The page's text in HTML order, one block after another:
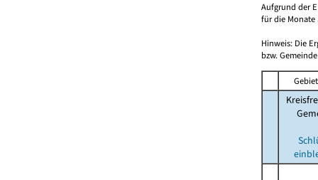
Aufgrund der
für die Monate
Hinweis: Die
bzw.